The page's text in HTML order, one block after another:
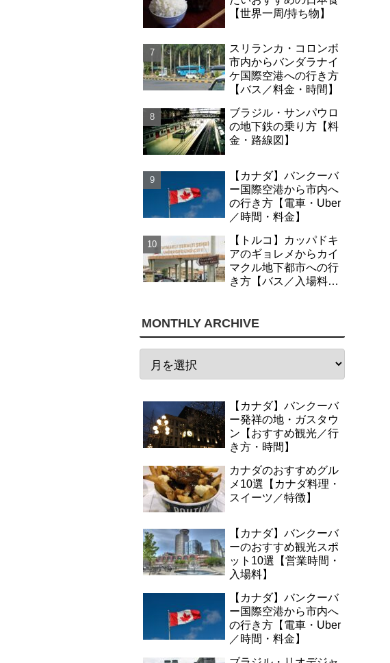
【世界一周/持ち物】
スリランカ・コロンボ
市内からバンダラナイ
ケ国際空港への行き方
【バス／料金・時間】
ブラジル・サンパウロ
の地下鉄の乗り方【料
金・路線図】
【カナダ】バンクーバ
ー国際空港から市内へ
の行き方【電車・Uber
／時間・料金】
【トルコ】カッパドキ
アのギョレメからカイ
マクル地下都市への行
き方【バス／入場料・
MONTHLY ARCHIVE
【カナダ】バンクーバ
ー発祥の地・ガスタウ
ン【おすすめ観光／行
き方・時間】
カナダのおすすめグル
メ10選【カナダ料理・
スイーツ／特徴】
【カナダ】バンクーバ
ーのおすすめ観光スポ
ット10選【営業時間・
入場料】
【カナダ】バンクーバ
ー国際空港から市内へ
の行き方【電車・Uber
／時間・料金】